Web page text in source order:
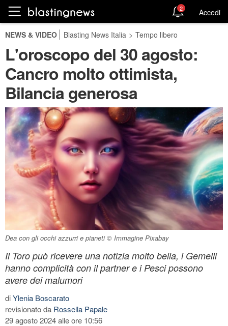
2 Accedi
NEWS & VIDEO Blasting News Italia > Tempo libero
L'oroscopo del 30 agosto:
Cancro molto ottimista,
Bilancia generosa
Dea con gli occhi azzurri e pianeti © Immagine Pixabay
Il Toro può ricevere una notizia molto bella, i Gemelli
hanno complicità con il partner e i Pesci possono
avere dei malumori
diYlenia Boscarato
revisionato da Rossella Papale
29 agosto 2024 alle ore 10:56